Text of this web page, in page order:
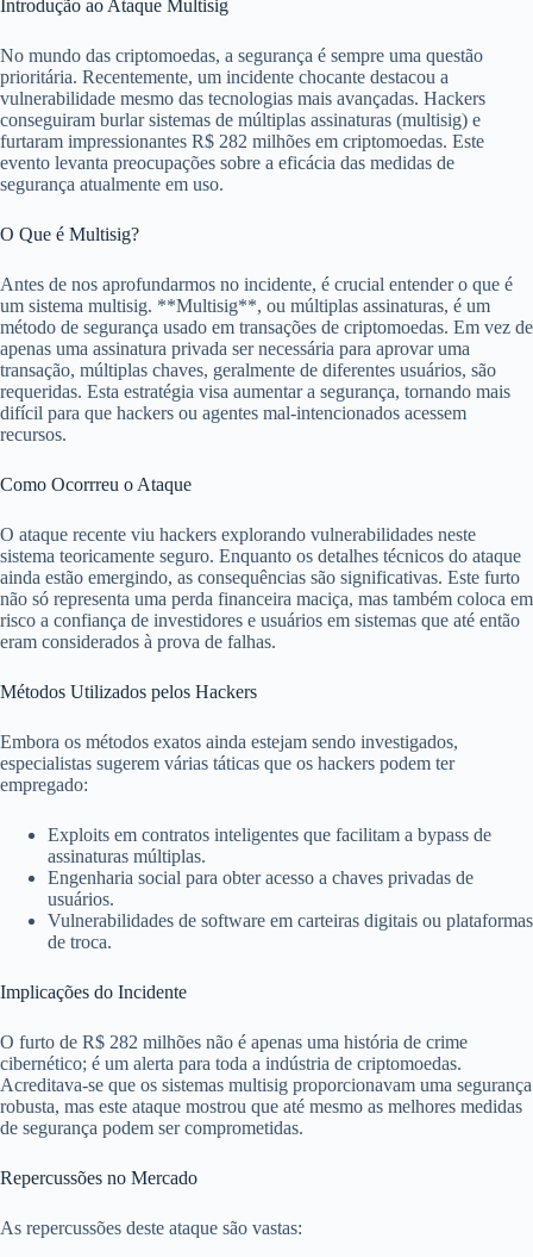
Introdução ao Ataque Multisig
No mundo das criptomoedas, a segurança é sempre uma questão
prioritária. Recentemente, um incidente chocante destacou a
vulnerabilidade mesmo das tecnologias mais avançadas. Hackers
conseguiram burlar sistemas de múltiplas assinaturas (multisig) e
furtaram impressionantes R$ 282 milhões em criptomoedas. Este
evento levanta preocupações sobre a eficácia das medidas de
segurança atualmente em uso.
O Que é Multisig?
Antes de nos aprofundarmos no incidente, é crucial entender o que é
um sistema multisig. **Multisig**, ou múltiplas assinaturas, é um
método de segurança usado em transações de criptomoedas. Em vez de
apenas uma assinatura privada ser necessária para aprovar uma
transação, múltiplas chaves, geralmente de diferentes usuários, são
requeridas. Esta estratégia visa aumentar a segurança, tornando mais
difícil para que hackers ou agentes mal-intencionados acessem
recursos.
Como Ocorrreu o Ataque
O ataque recente viu hackers explorando vulnerabilidades neste
sistema teoricamente seguro. Enquanto os detalhes técnicos do ataque
ainda estão emergindo, as consequências são significativas. Este furto
não só representa uma perda financeira maciça, mas também coloca em
risco a confiança de investidores e usuários em sistemas que até então
eram considerados à prova de falhas.
Métodos Utilizados pelos Hackers
Embora os métodos exatos ainda estejam sendo investigados,
especialistas sugerem várias táticas que os hackers podem ter
empregado:
Exploits em contratos inteligentes que facilitam a bypass de
assinaturas múltiplas.
Engenharia social para obter acesso a chaves privadas de
usuários.
Vulnerabilidades de software em carteiras digitais ou plataformas
de troca.
Implicações do Incidente
O furto de R$ 282 milhões não é apenas uma história de crime
cibernético; é um alerta para toda a indústria de criptomoedas.
Acreditava-se que os sistemas multisig proporcionavam uma segurança
robusta, mas este ataque mostrou que até mesmo as melhores medidas
de segurança podem ser comprometidas.
Repercussões no Mercado
As repercussões deste ataque são vastas: